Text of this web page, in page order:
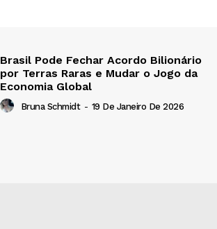
Brasil Pode Fechar Acordo Bilionário
por Terras Raras e Mudar o Jogo da
Economia Global
Bruna Schmidt - 19 De Janeiro De 2026